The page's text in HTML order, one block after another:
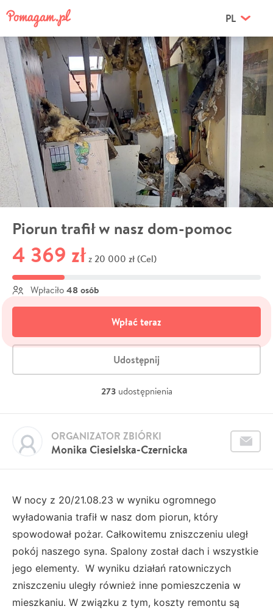
PL
Piorun trafił w nasz dom-pomoc
4 369 zł z 20 000 zł (Cel)
Wpłaciło 48 osób
Wpłać teraz
Udostępnij
273 udostępnienia
Monika Ciesielska-Czernicka
ORGANIZATOR ZBIÓRKI
W nocy z 20/21.08.23 w wyniku ogromnego
wyładowania trafił w nasz dom piorun, który
spowodował pożar. Całkowitemu zniszczeniu uległ
pokój naszego syna. Spalony został dach i wszystkie
jego elementy. W wyniku działań ratowniczych
zniszczeniu uległy również inne pomieszczenia w
mieszkaniu. W związku z tym, koszty remontu są